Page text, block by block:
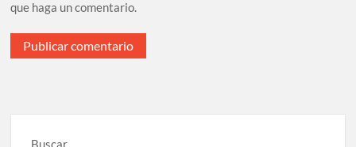
que haga un comentario.
Buscar